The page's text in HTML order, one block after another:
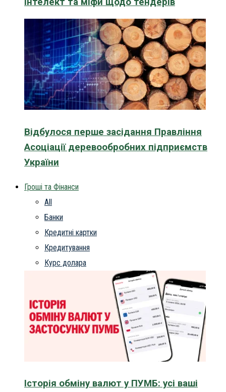
Відбулося перше засідання Правління
Асоціації деревообробних підприємств
України
Гроші та Фінанси
All
Банки
Кредитні картки
Кредитування
Курс долара
Історія обміну валют у ПУМБ: усі ваші